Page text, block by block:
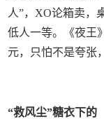
人”，XO论箱卖，
低人一等。《夜王
元，只怕不是夸张
“救风尘”糖衣下的